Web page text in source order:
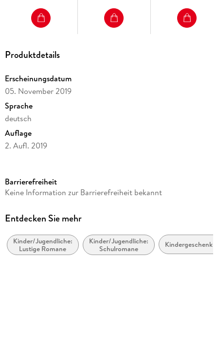
Produktdetails
Erscheinungsdatum
05. November 2019
Sprache
deutsch
Auflage
2. Aufl. 2019
Altersempfehlung
Reihe
Autor/Autorin
Jeff Kinney
Barrierefreiheit
Keine Information zur Barrierefreiheit bekannt
Entdecken Sie mehr
Kinder/Jugendliche:
Lustige Romane
Kinder/Jugendliche:
Schulromane